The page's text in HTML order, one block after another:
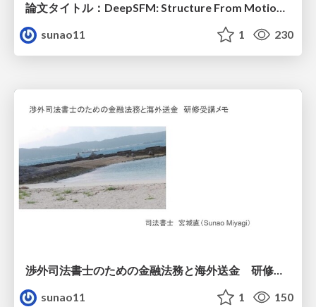
論文タイトル：DeepSFM: Structure From Motion Via Deep Bundle Adjustmentのまとめ
sunao11
1 230
sunao11
1 150